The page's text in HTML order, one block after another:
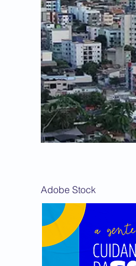
Adobe Stock